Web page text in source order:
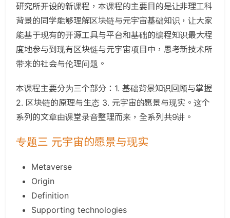
研究所开设的新课程，本课程的主要目的是让非理工科
背景的同学能够理解区块链与元宇宙基础知识，让大家
能基于现有的开源工具与平台和基础的编程知识最大程
度地参与到现有区块链与元宇宙项目中，思考新技术所
带来的社会与伦理问题。
本课程主要分为三个部分：1. 基础背景知识回顾与掌握
2. 区块链的原理与生态 3. 元宇宙的愿景与现实。这个
系列的文章由课堂录音整理而来，全系列共9讲。
专题三 元宇宙的愿景与现实
Metaverse
Origin
Definition
Supporting technologies